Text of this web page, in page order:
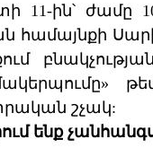
11-ին՝ ժամը
համայնքի
շչակ:
ենք